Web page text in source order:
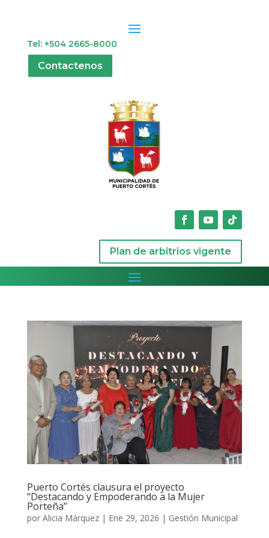
Tel: +504 2665-8000
Contactenos
Plan de arbitrios vigente
Puerto Cortés clausura el proyecto
“Destacando y Empoderando a la Mujer
Porteña”
por Alicia Márquez| Ene 29, 2026 | Gestión Municipal